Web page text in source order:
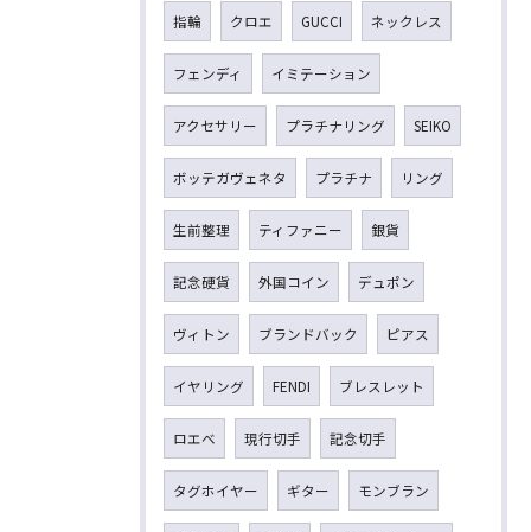
指輪 クロエ GUCCI ネックレス
フェンディ イミテーション
アクセサリー プラチナリング SEIKO
ボッテガヴェネタ プラチナ リング
生前整理 ティファニー 銀貨
記念硬貨 外国コイン デュポン
ヴィトン ブランドバック ピアス
イヤリング FENDI ブレスレット
ロエベ 現行切手 記念切手
タグホイヤー ギター モンブラン